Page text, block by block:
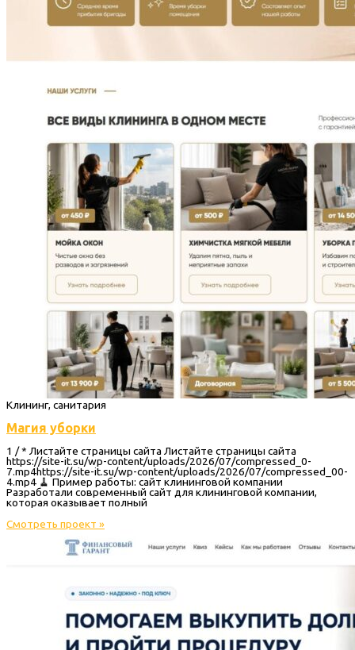
Клининг, санитария
Магия уборки
1 / * Листайте страницы сайта Листайте страницы сайта
https://site-it.su/wp-content/uploads/2026/07/compressed_0-
7.mp4https://site-it.su/wp-content/uploads/2026/07/compressed_00-
4.mp4 🧹 Пример работы: сайт клининговой компании
Разработали современный сайт для клининговой компании,
которая оказывает полный
Смотреть проект »